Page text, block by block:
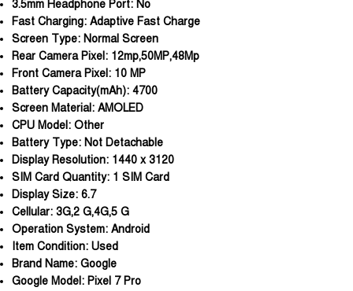
3.5mm Headphone Port: No
Fast Charging: Adaptive Fast Charge
Screen Type: Normal Screen
Rear Camera Pixel: 12mp,50MP,48Mp
Front Camera Pixel: 10 MP
Battery Capacity(mAh): 4700
Screen Material: AMOLED
CPU Model: Other
Battery Type: Not Detachable
Display Resolution: 1440 x 3120
SIM Card Quantity: 1 SIM Card
Display Size: 6.7
Cellular: 3G,2 G,4G,5 G
Operation System: Android
Item Condition: Used
Brand Name: Google
Google Model: Pixel 7 Pro